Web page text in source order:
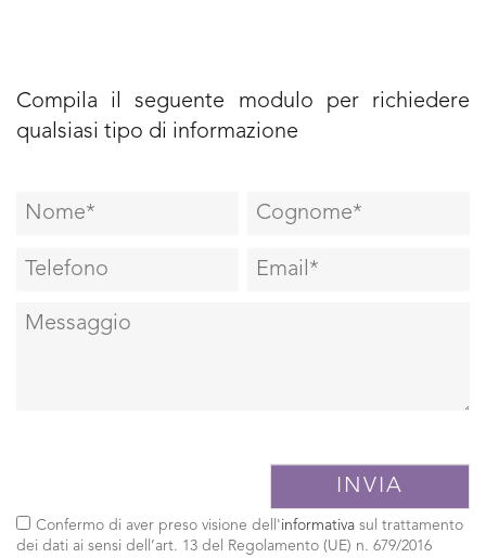
Compila il seguente modulo per richiedere
qualsiasi tipo di informazione
Confermo di aver preso visione dell'informativa sul trattamento
dei dati ai sensi dell’art. 13 del Regolamento (UE) n. 679/2016